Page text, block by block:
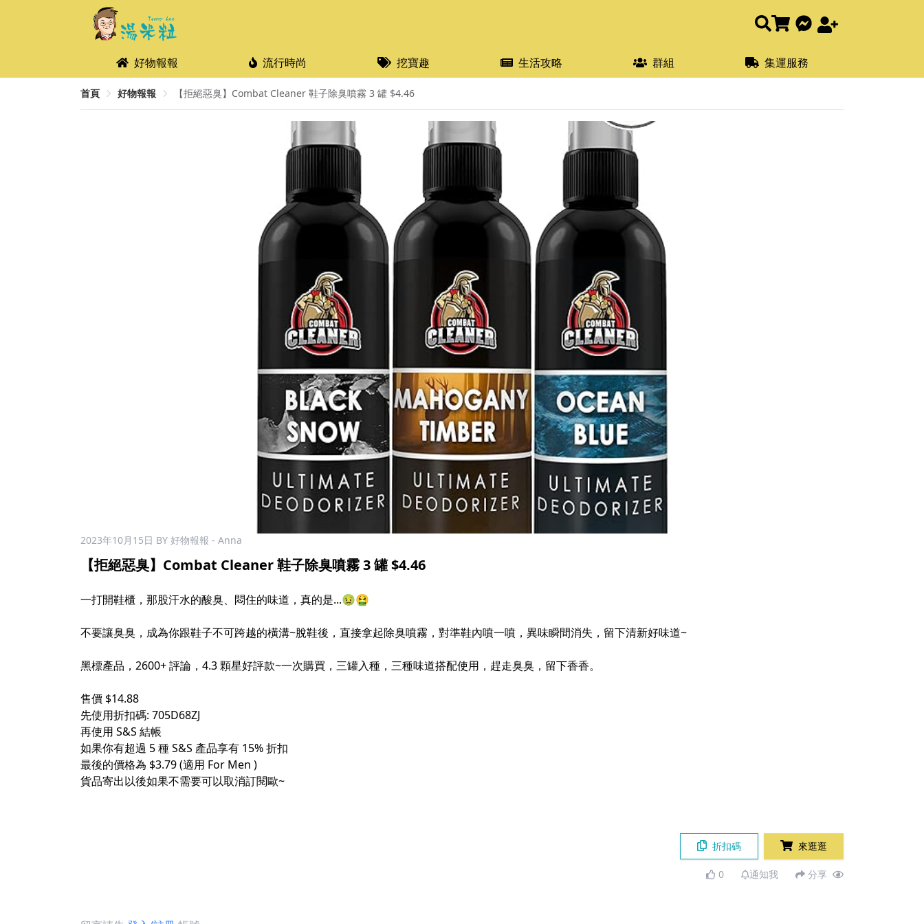
好物報報 流行時尚 挖寶趣 生活攻略 群組 集運服務
首頁 好物報報 【拒絕惡臭】Combat Cleaner 鞋子除臭噴霧 3 罐 $4.46
2023年10月15日 BY 好物報報 - Anna
【拒絕惡臭】Combat Cleaner 鞋子除臭噴霧 3 罐 $4.46
一打開鞋櫃，那股汗水的酸臭、悶住的味道，真的是...🤢🤮
不要讓臭臭，成為你跟鞋子不可跨越的橫溝~脫鞋後，直接拿起除臭噴霧，對準鞋內噴一噴，異味瞬間消失，留下清新好味道~
黑標產品，2600+ 評論，4.3 顆星好評款~一次購買，三罐入種，三種味道搭配使用，趕走臭臭，留下香香。
售價 $14.88
先使用折扣碼: 705D68ZJ
再使用 S&S 結帳
如果你有超過 5 種 S&S 產品享有 15% 折扣
最後的價格為 $3.79 (適用 For Men )
貨品寄出以後如果不需要可以取消訂閱歐~
折扣碼 來逛逛
0 通知我 分享